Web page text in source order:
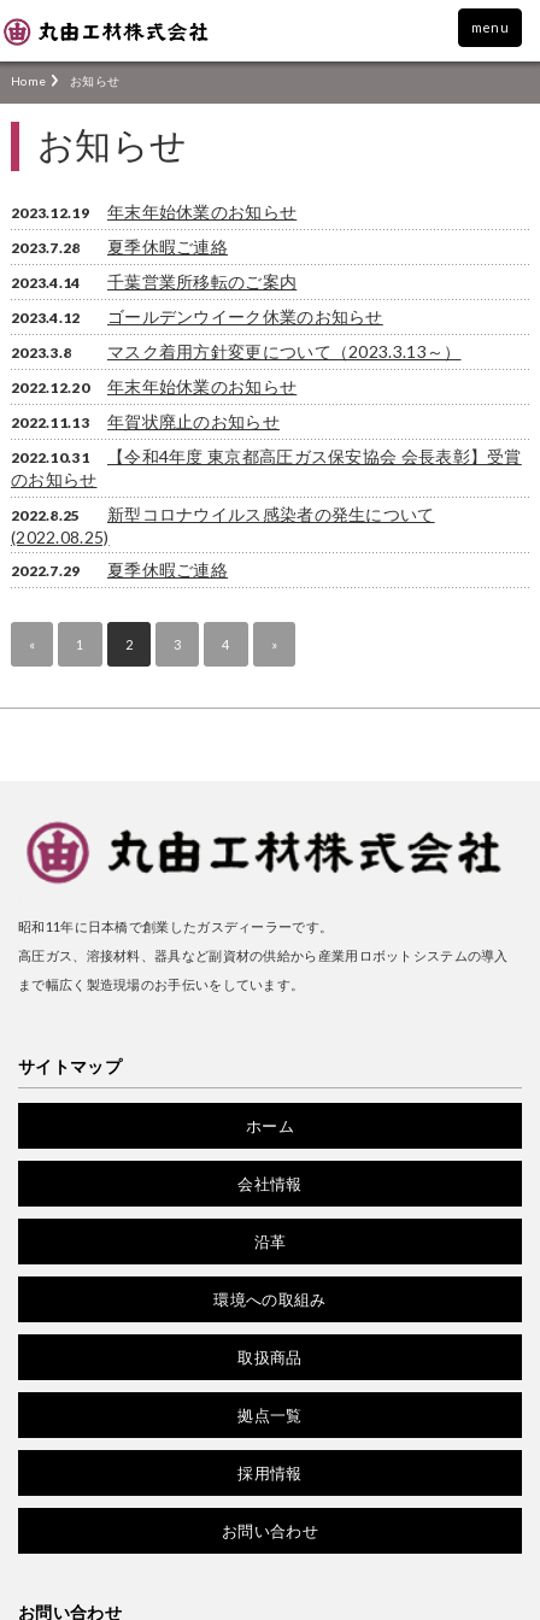
menu
Home お知らせ
お知らせ
2023.12.19 年末年始休業のお知らせ
2023.7.28 夏季休暇ご連絡
2023.4.14 千葉営業所移転のご案内
2023.4.12 ゴールデンウイーク休業のお知らせ
2023.3.8 マスク着用方針変更について（2023.3.13～）
2022.12.20 年末年始休業のお知らせ
2022.11.13 年賀状廃止のお知らせ
2022.10.31
【令和4年度 東京都高圧ガス保安協会 会長表彰】受賞
のお知らせ
2022.8.25
新型コロナウイルス感染者の発生について
(2022.08.25)
2022.7.29 夏季休暇ご連絡
« 1 2 3 4 »
昭和11年に日本橋で創業したガスディーラーです。
高圧ガス、溶接材料、器具など副資材の供給から産業用ロボットシステムの導入
まで幅広く製造現場のお手伝いをしています。
サイトマップ
ホーム
会社情報
沿革
環境への取組み
取扱商品
拠点一覧
採用情報
お問い合わせ
お問い合わせ